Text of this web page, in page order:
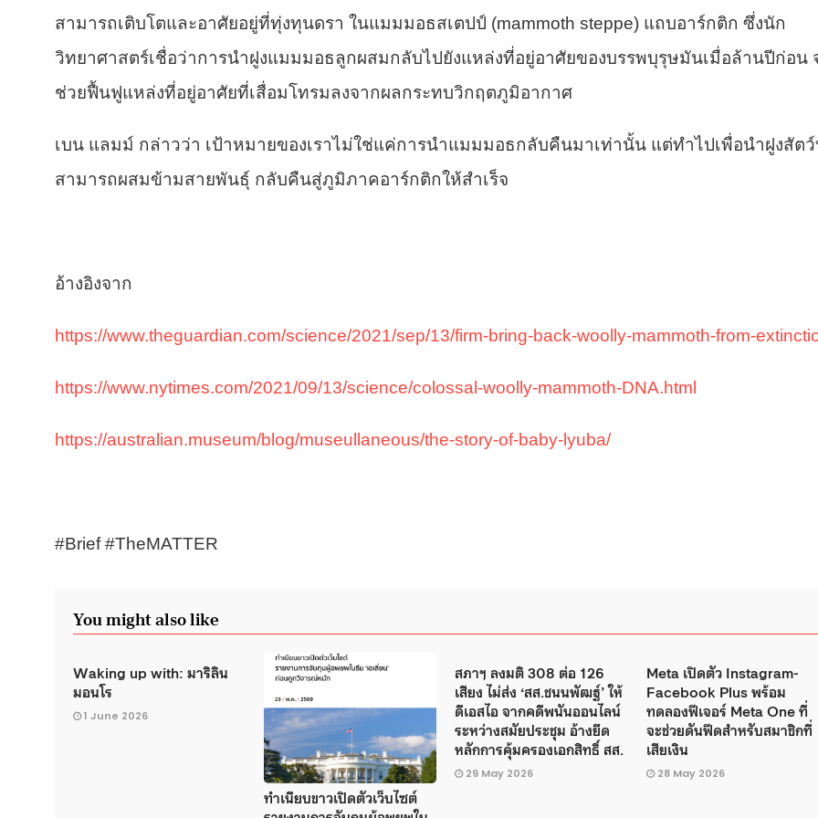
สามารถเติบโตและอาศัยอยู่ที่ทุ่งทุนดรา ในแมมมอธสเตปป์ (mammoth steppe) แถบอาร์กติก ซึ่งนัก
วิทยาศาสตร์เชื่อว่าการนำฝูงแมมมอธลูกผสมกลับไปยังแหล่งที่อยู่อาศัยของบรรพบุรุษมันเมื่อล้านปีก่อน
ช่วยฟื้นฟูแหล่งที่อยู่อาศัยที่เสื่อมโทรมลงจากผลกระทบวิกฤตภูมิอากาศ
เบน แลมม์ กล่าวว่า เป้าหมายของเราไม่ใช่แค่การนำแมมมอธกลับคืนมาเท่านั้น แต่ทำไปเพื่อนำฝูงสัต
สามารถผสมข้ามสายพันธุ์ กลับคืนสู่ภูมิภาคอาร์กติกให้สำเร็จ
อ้างอิงจาก
https://www.theguardian.com/science/2021/sep/13/firm-bring-back-woolly-mammoth-from-
https://www.nytimes.com/2021/09/13/science/colossal-woolly-mammoth-DNA.html
https://australian.museum/blog/museullaneous/the-story-of-baby-lyuba/
#Brief #TheMATTER
You might also like
Waking up with: มาริลิน
มอนโร
1 June 2026
ทำเนียบขาวเปิดตัวเว็บไซต์
สภาฯ ลงมติ 308 ต่อ 126
เสียง ไม่ส่ง ‘สส.ชนนพัฒฐ์’ ให้
ดีเอสไอ จากคดีพนันออนไลน์
ระหว่างสมัยประชุม อ้างยึด
หลักการคุ้มครองเอกสิทธิ์ สส.
29 May 2026
Meta เปิดตัว Instagram-
Facebook Plus พร้อม
ทดลองฟีเจอร์ Meta One ที่
จะช่วยดันฟีดสำหรับสมาชิกที่
เสียเงิน
28 May 2026